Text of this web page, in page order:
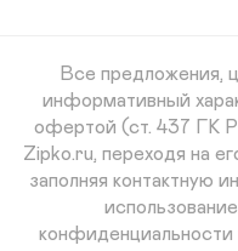
Все предложения,
информативный
офертой (ст. 437 ГК
Zipko.ru, переходя на
заполняя контактную